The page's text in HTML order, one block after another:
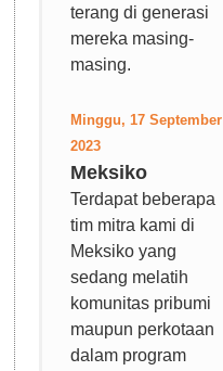
terang di generasi
mereka masing-
masing.
Minggu, 17 September
2023
Meksiko
Terdapat beberapa
tim mitra kami di
Meksiko yang
sedang melatih
komunitas pribumi
maupun perkotaan
dalam program